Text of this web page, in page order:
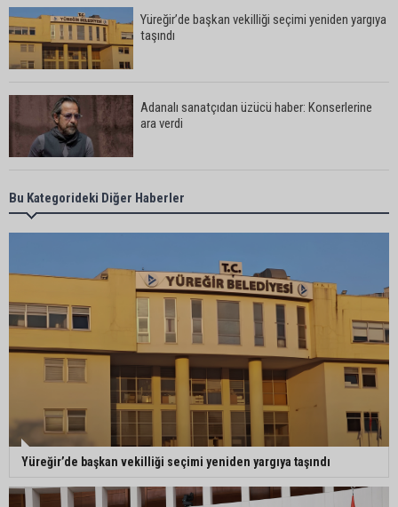
Yüreğir’de başkan vekilliği seçimi yeniden yargıya
taşındı
Adanalı sanatçıdan üzücü haber: Konserlerine
ara verdi
Büyükşehirden üreticiye 168 adet süt sağım
makinesi
Ayhan Barut: "Sıcaklar yaşam hakkını tehdit
ediyor"
ASKİ'den Bakımyurdu Caddesi'nde içme suyu
altyapısına güçlü yatırım
Müzeyyen Şevkin: "Yolcu garantisi verilen
çıkarılıyor?"
Bu Kategorideki Diğer Haberler
Yüreğir’de başkan vekilliği seçimi yeniden yargıya taşındı